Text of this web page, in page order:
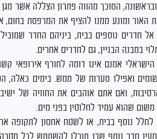
הסוכך מהווה פתרון הצללה אשר
האור ומונע ממנו להציף את המרפסת בחום,
חדרים נוספים בבית, ביניהם החדר
במבנה הבניין, גם לחדרים אחרים.
אמנם אינו דומה לחורף אירופאי
ואפילו סערות של ממש. בימים כאלה,
ואם אתם אוהבים את החוויה של
משום שהוא עמיד לחלוטין בפני מים.
לחלל נוסף בבית, או לשטח אחסון לתקופה
חדר נוסף שבו תוכלו להשתמש לכל